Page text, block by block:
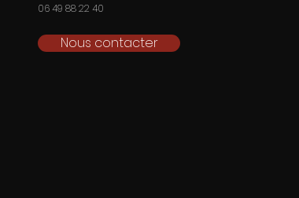
06 49 88 22 40
Nous contacter